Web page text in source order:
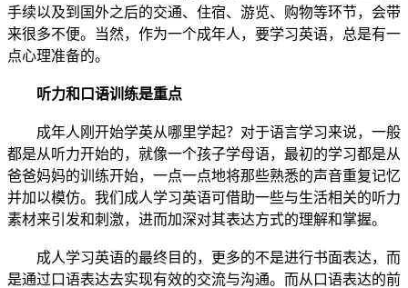
手续以及到国外之后的交通、住宿、游览、购物等环节，会带
来很多不便。当然，作为一个成年人，要学习英语，总是有一
点心理准备的。
听力和口语训练是重点
成年人刚开始学英从哪里学起？对于语言学习来说，一般
都是从听力开始的，就像一个孩子学母语，最初的学习都是从
爸爸妈妈的训练开始，一点一点地将那些熟悉的声音重复记忆
并加以模仿。我们成人学习英语可借助一些与生活相关的听力
素材来引发和刺激，进而加深对其表达方式的理解和掌握。
成人学习英语的最终目的，更多的不是进行书面表达，而
是通过口语表达去实现有效的交流与沟通。而从口语表达的前